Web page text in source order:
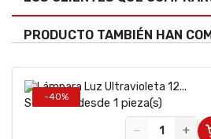
PRODUCTO TAMBIÉN HAN
-40%
Se vende desde 1 pieza(s)
−
+